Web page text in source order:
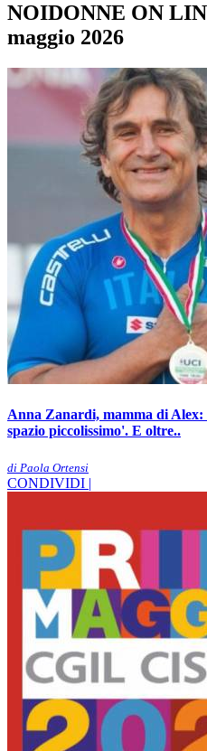
NOIDONNE ON
maggio 2026
Anna Zanardi, mamma di
spazio piccolissimo'. E oltre..
di Paola Ortensi
CONDIVIDI |